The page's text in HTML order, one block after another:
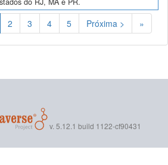
2 3 4 5 Próxima > »
v. 5.12.1 build 1122-cf90431